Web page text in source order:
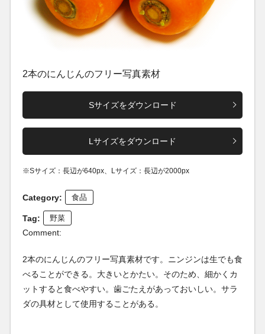
2本のにんじんのフリー写真素材
Sサイズをダウンロード
Lサイズをダウンロード
※Sサイズ：長辺が640px、Lサイズ：長辺が2000px
Category: 食品
Tag: 野菜
Comment:
2本のにんじんのフリー写真素材です。ニンジンは生でも食
べることができる。大きいとかたい。そのため、細かくカ
ットすると食べやすい。歯ごたえがあっておいしい。サラ
ダの具材として使用することがある。